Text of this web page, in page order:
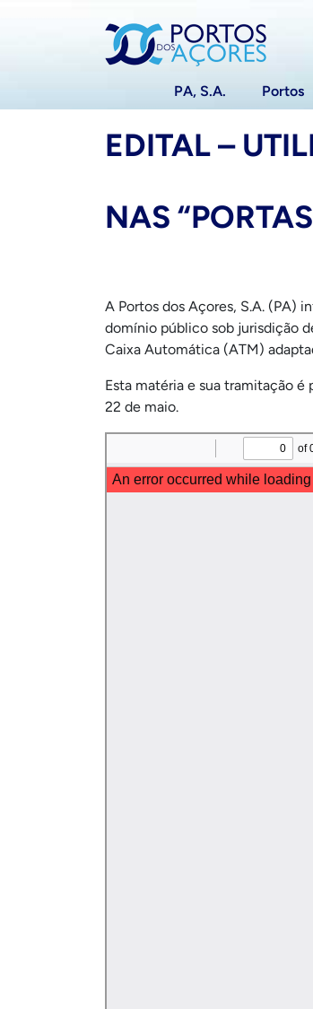
PA, S.A. Portos
EDITAL –
NAS
A Portos dos Açores, S.A. (PA)
domínio público sob jurisdição
Caixa Automática (ATM)
Esta matéria e sua tramitação é
22 de maio.